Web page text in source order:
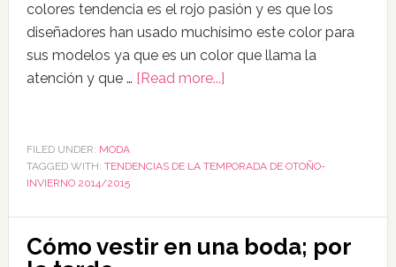
colores tendencia es el rojo pasión y es que los
diseñadores han usado muchísimo este color para
sus modelos ya que es un color que llama la
atención y que … [Read more...]
FILED UNDER: MODA
TAGGED WITH: TENDENCIAS DE LA TEMPORADA DE OTOÑO-
INVIERNO 2014/2015
Cómo vestir en una boda; por